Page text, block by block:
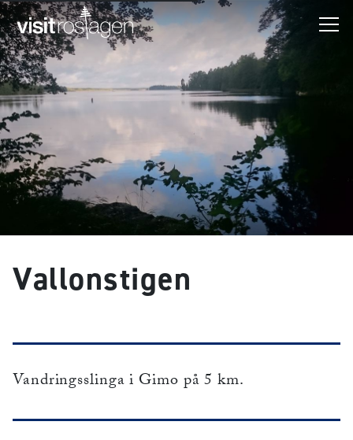
Vallonstigen
Vandringsslinga i Gimo på 5 km.